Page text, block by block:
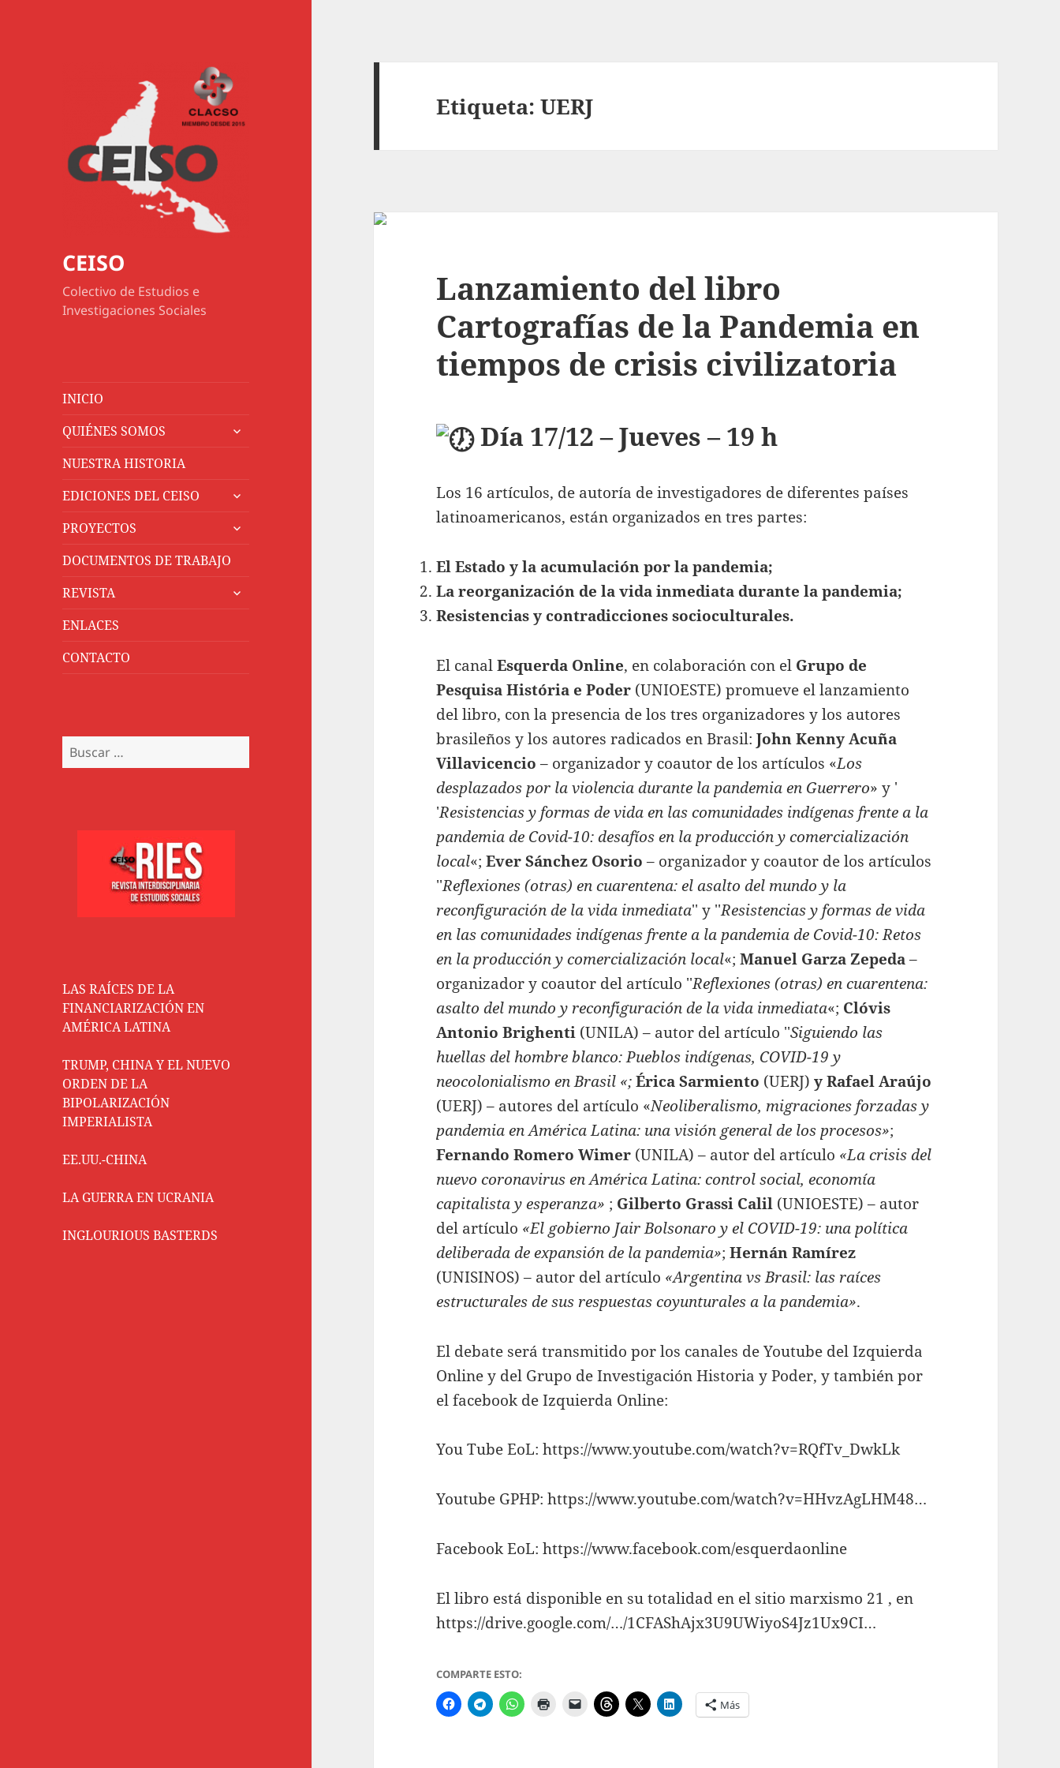
CEISO
Colectivo de Estudios e
Investigaciones Sociales
INICIO
QUIÉNES SOMOS
expande
NUESTRA HISTORIA
EDICIONES DEL CEISO
expande
menú
PROYECTOS
expande
menú
DOCUMENTOS DE TRABAJO
REVISTA
expande
ENLACES
CONTACTO
Buscar:
LAS RAÍCES DE LA
FINANCIARIZACIÓN EN
AMÉRICA LATINA
TRUMP, CHINA Y EL NUEVO
ORDEN DE LA
BIPOLARIZACIÓN
IMPERIALISTA
EE.UU.-CHINA
LA GUERRA EN UCRANIA
INGLOURIOUS BASTERDS
Etiqueta:UERJ
Lanzamiento del libro
Cartografías de la Pandemia en
tiempos de crisis civilizatoria
Día 17/12 – Jueves – 19 h
Los 16 artículos, de autoría de investigadores de diferentes países
latinoamericanos, están organizados en tres partes:
El Estado y la acumulación por la pandemia;
La reorganización de la vida inmediata durante la pandemia;
Resistencias y contradicciones socioculturales.
El canalEsquerda Online, en colaboración con el Grupo de
Pesquisa História e Poder (UNIOESTE) promueve el lanzamiento
del libro, con la presencia de los tres organizadores y los autores
brasileños y los autores radicados en Brasil:John Kenny Acuña
Villavicencio – organizador y coautor de los artículos «Los
desplazados por la violencia durante la pandemia en Guerrero» y ′
′Resistencias y formas de vida en las comunidades indígenas frente a la
pandemia de Covid-10: desafíos en la producción y comercialización
local«;Ever Sánchez Osorio – organizador y coautor de los artículos
′′Reflexiones (otras) en cuarentena: el asalto del mundo y la
reconfiguración de la vida inmediata′′ y ′′Resistencias y formas de vida
en las comunidades indígenas frente a la pandemia de Covid-10: Retos
en la producción y comercialización local«;Manuel Garza Zepeda–
organizador y coautor del artículo ′′Reflexiones (otras) en cuarentena:
asalto del mundo y reconfiguración de la vida inmediata«; Clóvis
Antonio Brighenti (UNILA) – autor del artículo ′′Siguiendo las
huellas del hombre blanco: Pueblos indígenas, COVID-19 y
neocolonialismo en Brasil «; Érica Sarmiento (UERJ) y Rafael Araújo
(UERJ) – autores del artículo «Neoliberalismo, migraciones forzadas y
pandemia en América Latina: una visión general de los procesos»;
Fernando Romero Wimer (UNILA) – autor del artículo «La crisis del
nuevo coronavirus en América Latina: control social, economía
capitalista y esperanza» ; Gilberto Grassi Calil (UNIOESTE) – autor
del artículo «El gobierno Jair Bolsonaro y el COVID-19: una política
deliberada de expansión de la pandemia»;Hernán Ramírez
(UNISINOS) – autor del artículo «Argentina vs Brasil: las raíces
estructurales de sus respuestas coyunturales a la pandemia».
El debate será transmitido por los canales de Youtube del Izquierda
Online y del Grupo de Investigación Historia y Poder, y también por
el facebook de Izquierda Online:
You Tube EoL:https://www.youtube.com/watch?v=RQfTv_DwkLk
Youtube GPHP:https://www.youtube.com/watch?v=HHvzAgLHM48…
Facebook EoL:https://www.facebook.com/esquerdaonline
El libro está disponible en su totalidad en el sitio marxismo 21 , en
https://drive.google.com/…/1CFAShAjx3U9UWiyoS4Jz1Ux9CI…
COMPARTE ESTO:
Más